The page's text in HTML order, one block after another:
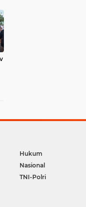
Hukum
Nasional
TNI-Polri